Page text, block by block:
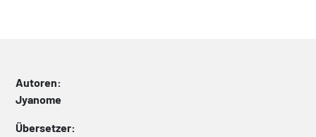
Autoren:
Jyanome
Übersetzer: